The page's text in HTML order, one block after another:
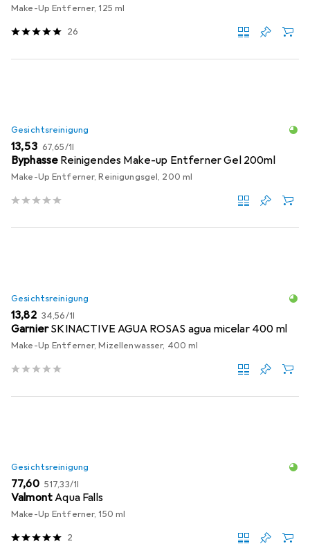
Make-Up Entferner, 125 ml
26
Gesichtsreinigung
EUR
13,53 EUR
67,65/1l
Byphasse Reinigendes Make-up Entferner Gel 200ml
Make-Up Entferner, Reinigungsgel, 200 ml
Gesichtsreinigung
EUR
13,82 EUR
34,56/1l
GarnierSKINACTIVE AGUA ROSAS agua micelar 400 ml
Make-Up Entferner, Mizellenwasser, 400 ml
Gesichtsreinigung
EUR
77,60 EUR
517,33/1l
ValmontAqua Falls
Make-Up Entferner, 150 ml
2